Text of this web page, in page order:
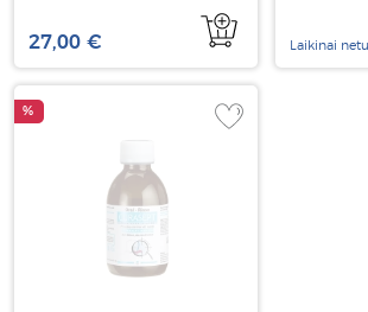
27,00 € Laikinai
%